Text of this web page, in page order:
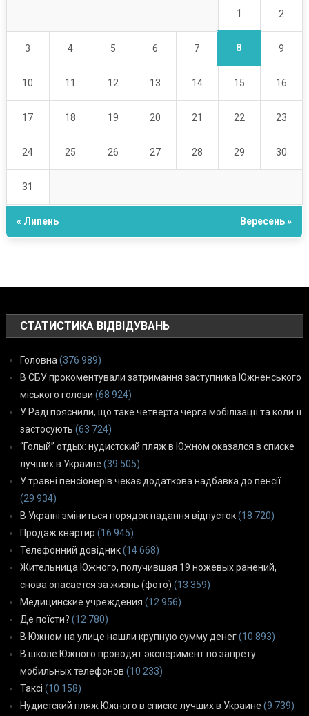
1 2
3 4 5 6 7 8 9
10 11 12 13 14 15 16
17 18 19 20 21 22 23
24 25 26 27 28 29 30
31
« Липень Вересень »
СТАТИСТИКА ВІДВІДУВАНЬ
Головна (376 989)
В СБУ прокоментували затримання заступника Южненського
міського голови (68 924)
У Раді пояснили, що таке четверта черга мобілізації та коли її
застосують (63 724)
“Голый” отдых: нудистский пляж в Южном оказался в списке
лучших в Украине (39 505)
У травні пенсіонерів чекає додаткова надбавка до пенсії
(29 934)
В Україні зміниться порядок надання відпусток(18 720)
Продаж квартир (16 945)
Телефонний довідник(14 668)
Жительница Южного, получившая 19 ножевых ранений,
снова опасается за жизнь (фото) (13 359)
Медицинские учреждения (12 956)
Де поїсти? (12 780)
В Южном на улице нашли крупную сумму денег(10 893)
В школе Южного проводят эксперимент по запрету
мобильных телефонов (10 233)
Таксі (10 158)
Нудистский пляж Южного в списке лучших в Украине (9 739)